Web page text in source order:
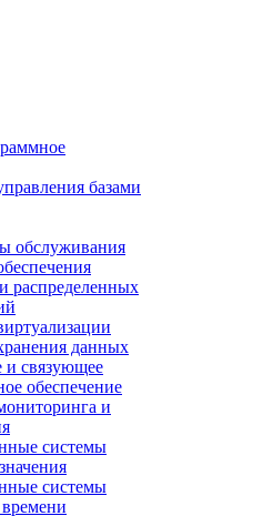
базами
обслуживания
распределенных
данных
и связующее
обеспечение
и
системы
системы
времени